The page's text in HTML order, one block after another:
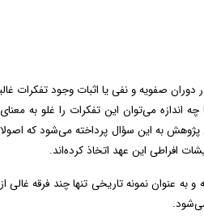
صفویه و نفی یا اثبات وجود تفکرات
می‌توان این تفکرات را غلو به معنای
به این سؤال پرداخته می‌شود که
افراطی این عهد اتخاذ کرده‌اند.
به عنوان نمونه تاریخی تنها چند فرقه